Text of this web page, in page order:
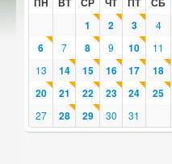
1
2 3 4
6
7 8 9 10 11
13
14 15 16 17 18
20
21 22 23 24 25
27 28 29 30 31